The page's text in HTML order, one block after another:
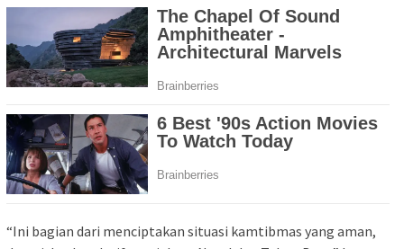
“Ini bagian dari menciptakan situasi kamtibmas yang aman,